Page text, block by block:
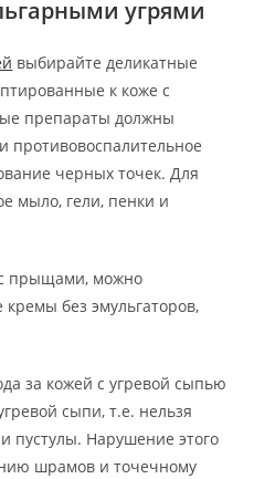
угрями
выбирайте деликатные
к коже с
препараты должны
противовоспалительное
черных точек. Для
мыло, гели, пенки и
прыщами, можно
без эмульгаторов,
за кожей с угревой сыпью
сыпи, т.е. нельзя
пустулы. Нарушение этого
шрамов и точечному